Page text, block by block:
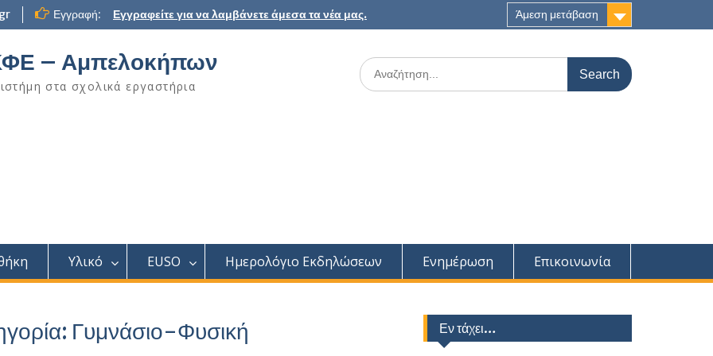
Εγγραφή: Εγγραφείτε για να λαμβάνετε άμεσα τα νέα μας. Άμεση μετάβαση
– Αμπελοκήπων
στα σχολικά εργαστήρια
Search
for:
Υλικό EUSO Ημερολόγιο Εκδηλώσεων Ενημέρωση Επικοινωνία
Γυμνάσιο-Φυσική Εν τάχει…